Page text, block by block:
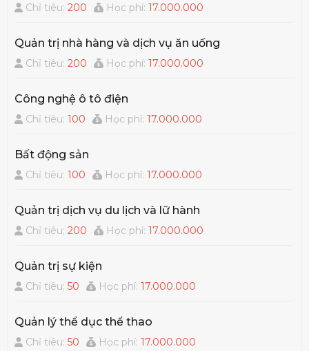
Chỉ tiêu:200 Học phí:17.000.000
Quản trị nhà hàng và dịch vụ ăn uống
Chỉ tiêu:200 Học phí:17.000.000
Công nghệ ô tô điện
Chỉ tiêu:100 Học phí:17.000.000
Bất động sản
Chỉ tiêu:100 Học phí:17.000.000
Quản trị dịch vụ du lịch và lữ hành
Chỉ tiêu:200 Học phí:17.000.000
Quản trị sự kiện
Chỉ tiêu:50 Học phí:17.000.000
Quản lý thể dục thể thao
Chỉ tiêu:50 Học phí:17.000.000